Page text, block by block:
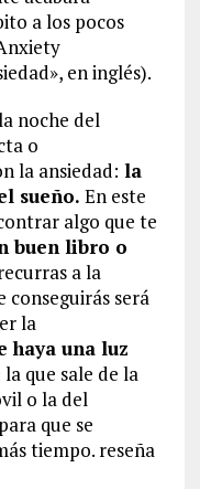
a los pocos
en inglés).
noche del
o
la ansiedad: la
sueño. En este
algo que te
buen libro o
a la
será
la
haya una luz
la que sale de la
o la del
que se
tiempo. reseña